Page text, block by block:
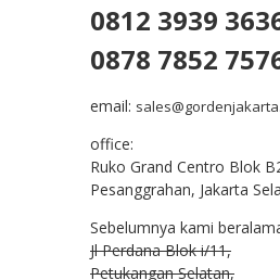
0812 3939
0878 7852
email:
office:
Ruko Grand Centro Blok
Pesanggrahan, Jakarta
Sebelumnya kami
Jl Perdana Blok i/11,
Petukangan Selatan,